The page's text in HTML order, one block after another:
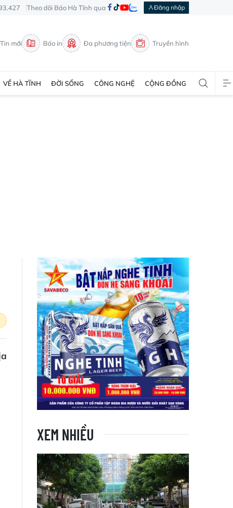
Theo dõi Báo Hà Tĩnh qua Đăng nhập
Tin mới Báo in Đa phương tiện Truyền hình
VỀ HÀ TĨNH ĐỜI SỐNG CÔNG NGHỆ CỘNG ĐỒNG
XEM NHIỀU